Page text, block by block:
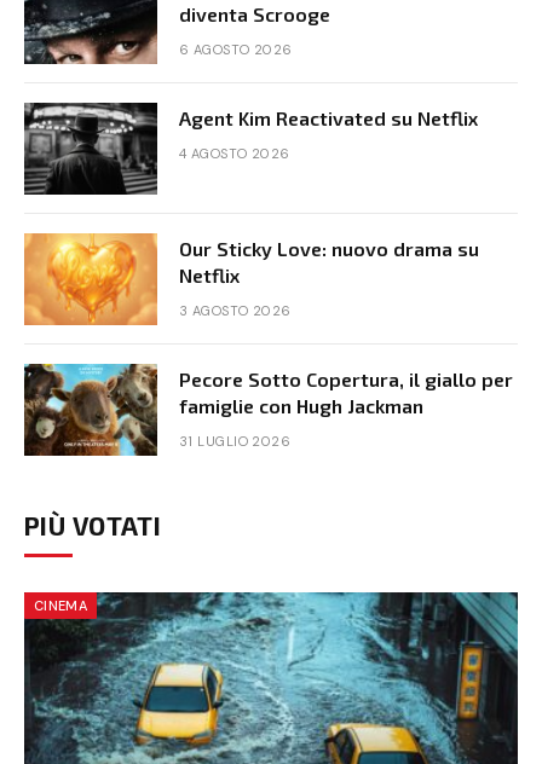
diventa Scrooge
6 AGOSTO 2026
Agent Kim Reactivated su Netflix
4 AGOSTO 2026
Our Sticky Love: nuovo drama su
Netflix
3 AGOSTO 2026
Pecore Sotto Copertura, il giallo per
famiglie con Hugh Jackman
31 LUGLIO 2026
PIÙ VOTATI
CINEMA